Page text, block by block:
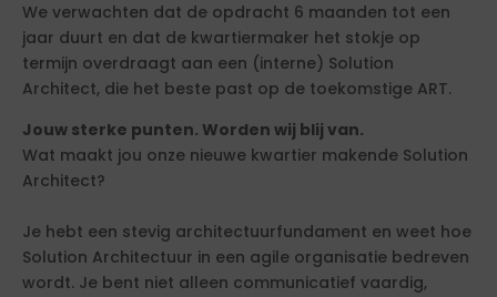
We verwachten dat de opdracht 6 maanden tot een
jaar duurt en dat de kwartiermaker het stokje op
termijn overdraagt aan een (interne) Solution
Architect, die het beste past op de toekomstige ART.
Jouw sterke punten. Worden wij blij van.
Wat maakt jou onze nieuwe kwartier makende Solution
Architect?
Je hebt een stevig architectuurfundament en weet hoe
Solution Architectuur in een agile organisatie bedreven
wordt. Je bent niet alleen communicatief vaardig,